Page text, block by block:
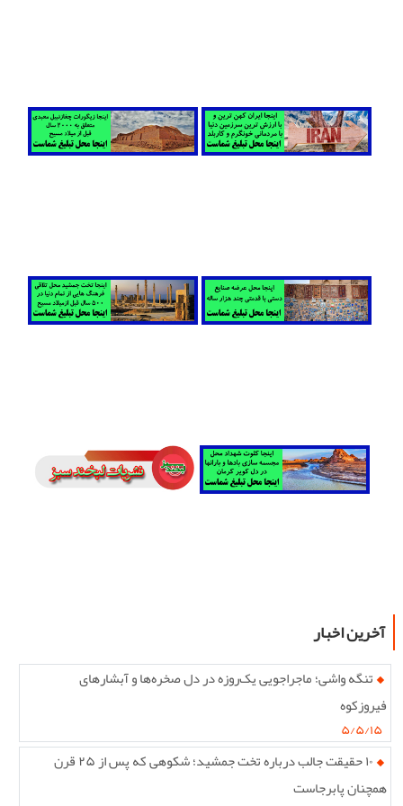
آخرین اخبار
تنگه واشی؛ ماجراجویی یک‌روزه در دل صخره‌ها و آبشارهای
فیروزکوه
۵/۵/۱۵
۱۰ حقیقت جالب درباره تخت جمشید؛ شکوهی که پس از ۲۵ قرن
همچنان پابرجاست